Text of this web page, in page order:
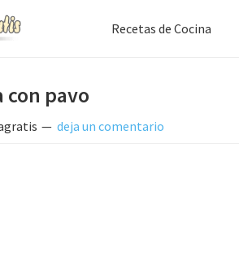
Recetas de Cocina
con pavo
deja un comentario